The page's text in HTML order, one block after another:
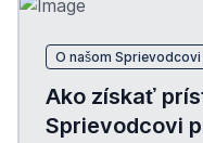
O našom
Ako získať
Sprievodcovi